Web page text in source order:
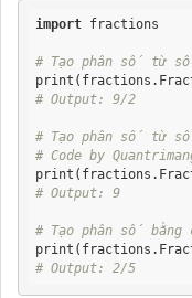
import fractions
# Tạo phân số từ
# Output: 9/2
# Tạo phân số từ
# Code by
# Output: 9
# Tạo phân số
# Output: 2/5